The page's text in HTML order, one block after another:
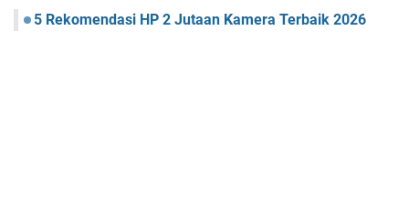
5 Rekomendasi HP 2 Jutaan Kamera Terbaik 2026